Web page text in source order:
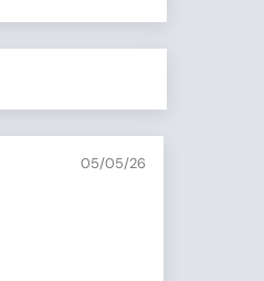
05/05/26